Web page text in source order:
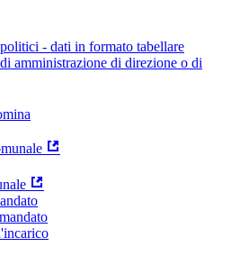
- dati in formato tabellare
amministrazione di direzione o di